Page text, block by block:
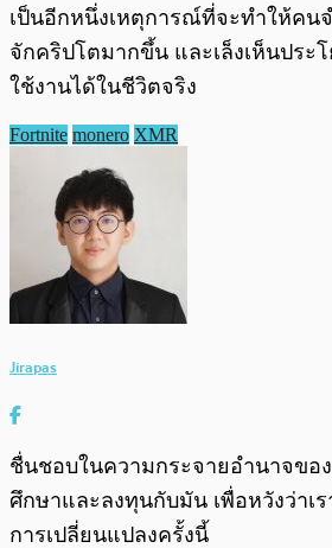
เป็นอีกหนึ่งเหตุการณ์ที่จะทำให้คน
จักคริปโตมากขึ้น และเล็งเห็นประ
ใช้งานได้ในชีวิตจริง
Fortnite monero XMR
Jirapas
ชื่นชอบในความกระจายอำนาจขอ
ศึกษาและลงทุนกับมัน เพื่อหวังว่าเ
การเปลี่ยนแปลงครั้งนี้